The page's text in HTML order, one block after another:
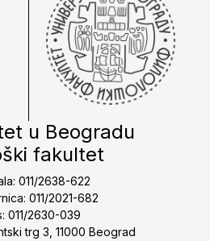
u Beogradu
fakultet
011/2638-622
011/2021-682
011/2630-039
trg 3, 11000 Beograd